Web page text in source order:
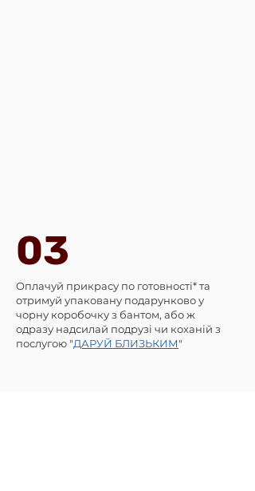
03
Оплачуй прикрасу по готовності* та
отримуй упаковану подарунково у
чорну коробочку з бантом, або ж
одразу надсилай подрузі чи коханій з
послугою "ДАРУЙ БЛИЗЬКИМ"